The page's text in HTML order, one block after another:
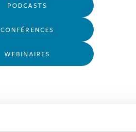
PODCASTS
CONFÉRENCES
WEBINAIRES